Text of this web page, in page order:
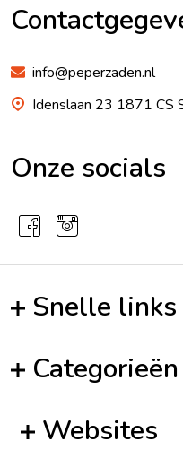
info@peperzaden.nl
Onze socials
Snelle links
Categorieën
Websites